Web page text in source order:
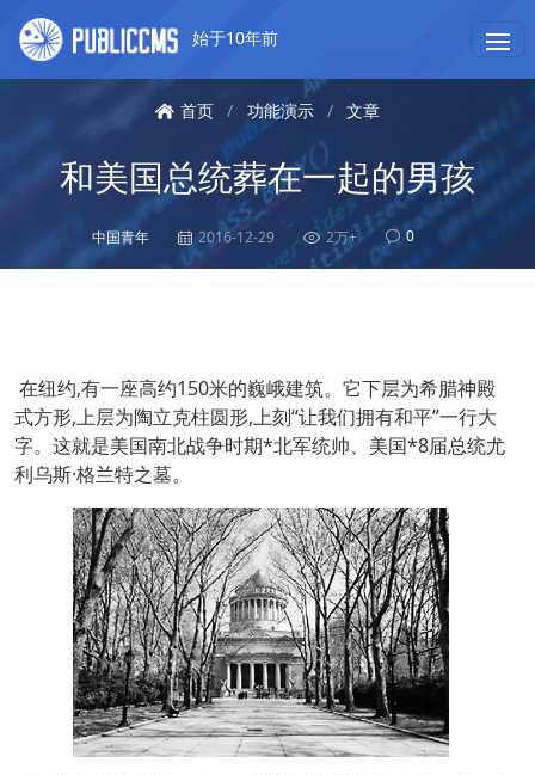
始于10年前
首页 / 功能演示 / 文章
和美国总统葬在一起的男孩
中国青年 2016-12-29 2万+ 0
在纽约,有一座高约150米的巍峨建筑。它下层为希腊神殿
式方形,上层为陶立克柱圆形,上刻“让我们拥有和平”一行大
字。这就是美国南北战争时期*北军统帅、美国*8届总统尤
利乌斯·格兰特之墓。